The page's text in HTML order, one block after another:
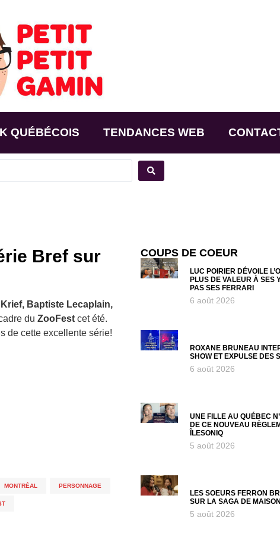
QUÉBÉCOIS TENDANCES WEB
Bref sur
Baptiste Lecaplain,
du ZooFest cet été.
de cette excellente série!
MONTRÉAL PERSONNAGE
COUPS DE COEUR
LUC POIRIER DÉVOILE
PLUS DE VALEUR À SES
PAS SES FERRARI
6 août 2026
ROXANE BRUNEAU
SHOW ET EXPULSE DES
6 août 2026
UNE FILLE AU QUÉBEC
DE CE NOUVEAU
ÎLESONIQ
5 août 2026
LES SOEURS FERRON
SUR LA SAGA DE
5 août 2026